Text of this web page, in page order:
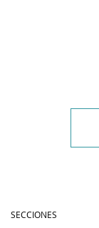
SECCIONES